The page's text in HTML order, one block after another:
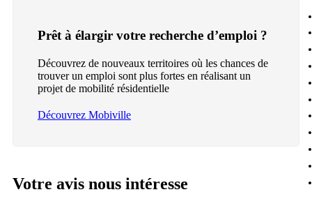
Prêt à élargir votre recherche d’emploi ?
Découvrez de nouveaux territoires où les chances de
trouver un emploi sont plus fortes en réalisant un
projet de mobilité résidentielle
Découvrez Mobiville
Votre avis nous intéresse